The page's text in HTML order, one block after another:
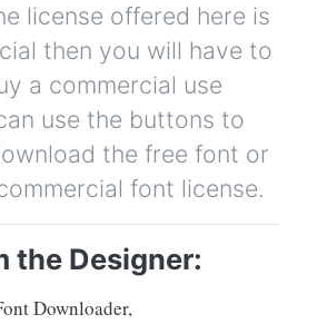
license offered here is
then you will have to
a commercial use
use the buttons to
the free font or
font license.
the Designer:
Downloader,